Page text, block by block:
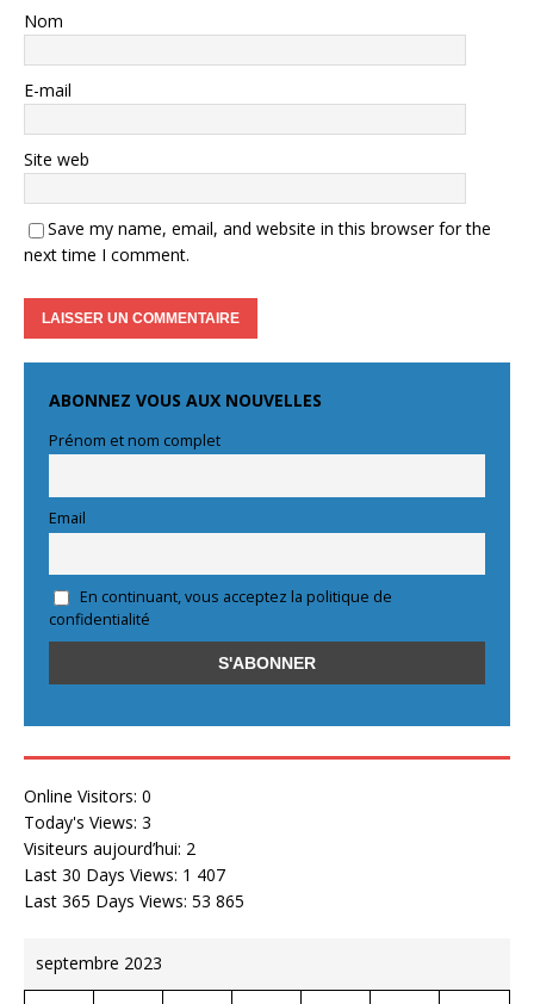
Nom
E-mail
Site web
Save my name, email, and website in this browser for the
next time I comment.
ABONNEZ VOUS AUX NOUVELLES
Prénom et nom complet
Email
En continuant, vous acceptez la politique de
confidentialité
Online Visitors: 0
Today's Views: 3
Visiteurs aujourd’hui: 2
Last 30 Days Views: 1 407
Last 365 Days Views: 53 865
septembre 2023